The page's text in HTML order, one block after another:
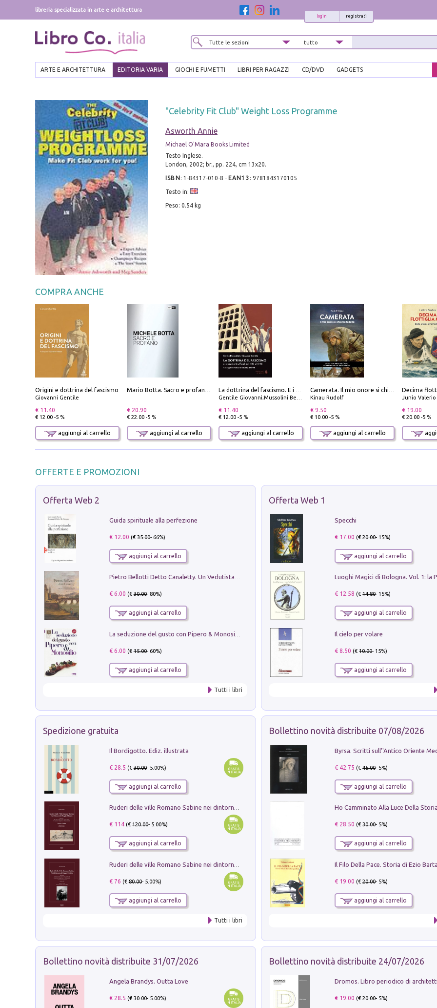
libreria specializzata in arte e architettura
registrati
login
ARTE E ARCHITETTURA EDITORIA VARIA GIOCHI E FUMETTI LIBRI PER RAGAZZI CD/DVD GADGETS
"Celebrity Fit Club" Weight Loss Programme
Asworth Annie
Michael O'Mara Books Limited
Testo Inglese.
London, 2002; br., pp. 224, cm 13x20.
ISBN : 1-84317-010-8 - EAN13 : 9781843170105
Testo in:
Peso: 0.54 kg
COMPRA ANCHE
Origini e dottrina del fascismo
Giovanni Gentile
€ 11.40
€ 12.00 -5 %
aggiungi al carrello
Mario Botta. Sacro e profano-Sacred and profane
€ 20.90
€ 22.00 -5 %
aggiungi al carrello
La dottrina del fascismo. E i documenti ufficiali dal 1919 al 1945
Gentile Giovanni;Mussolini Benito
€ 11.40
€ 12.00 -5 %
aggiungi al carrello
Camerata. Il mio onore si chiama fedeltà
Kinau Rudolf
€ 9.50
€ 10.00 -5 %
aggiungi al carrello
Junio Valerio
€ 19.00
€ 20.00 -5 %
OFFERTE E PROMOZIONI
Offerta Web 2
Guida spirituale alla perfezione
€ 12.00 (€35.00- 66%)
aggiungi al carrello
Pietro Bellotti Detto Canaletty. Un Vedutista Veneziano nella Francia dell'Ancien Régime
€ 6.00 (€30.00- 80%)
aggiungi al carrello
€ 6.00 (€15.00- 60%)
aggiungi al carrello
Tutti i libri
Offerta Web 1
Specchi
€ 17.00 (€20.00- 15%)
aggiungi al carrello
€ 12.58 (€14.80- 15%)
aggiungi al carrello
Il cielo per volare
€ 8.50 (€10.00- 15%)
aggiungi al carrello
Spedizione gratuita
Il Bordigotto. Ediz. illustrata
€ 28.5 (€30.00- 5.00%)
aggiungi al carrello
Ruderi delle ville Romano Sabine nei dintorni di Poggio Mirteto. Illustrati dal dott.re prof.re cav.re Ercole Nardi regio ispettore degli scavi e monumenti. Anno 1885. Tavole e studio. Con 25 tavole fuori testo in cartella editoriale
€ 114(€120.00- 5.00%)
aggiungi al carrello
€ 76 (€80.00- 5.00%)
aggiungi al carrello
Tutti i libri
Bollettino novità distribuite 07/08/2026
€ 42.75 (€45.00- 5%)
aggiungi al carrello
€ 28.50 (€30.00- 5%)
aggiungi al carrello
€ 19.00 (€20.00- 5%)
aggiungi al carrello
Bollettino novità distribuite 31/07/2026
Angela Brandys. Outta Love
€ 28.5 (€30.00- 5.00%)
Bollettino novità distribuite 24/07/2026
€ 19.00 (€20.00- 5%)